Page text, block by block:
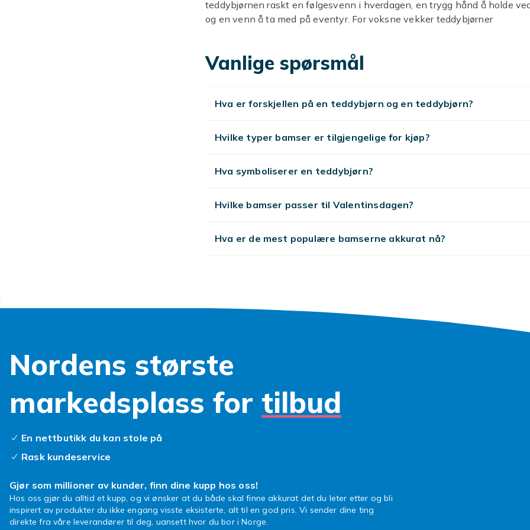
teddybjørnen raskt en følgesvenn i hverdagen, en trygg hånd å holde
og en venn å ta med på eventyr. For voksne vekker teddybjørner
barndomsminner og blir omtenksomme gaver til høytider, bursdager eller
Liten til XXL – finn en teddybjørn i
riktig størrelse
Enten du vil gi en liten teddybjørnvenn eller overraske noen med en
XXL-teddybjørn, har vi noe som passer. Våre gigantiske teddybjørner er
gangen! For de som ønsker en søt detalj på sengen eller skrivebordet,
Leter du etter en gave til Valentinsdagen, et jubileum eller bare en søt
Trygge kosedyr av høy kvalitet
er slitesterke for både lek og klemmer. Du kan føle deg trygg på at
nøye utvalgt og av god kvalitet – til tross for den lave prisen. Fyndiq er et
Kjøp din teddybjørn hos oss
modeller er det alltid riktig tidspunkt for et gunstig kupp.
Vanlige spørsmål
Hva er forskjellen på en teddybjørn og en teddybjørn?
Hvilke typer bamser er tilgjengelige for kjøp?
Hva symboliserer en teddybjørn?
Hvilke bamser passer til Valentinsdagen?
Hva er de mest populære bamserne akkurat nå?
Nordens største
markedsplass for tilbud
En nettbutikk du kan stole på
Rask kundeservice
Gjør som millioner av kunder, finn dine kupp hos oss!
Hos oss gjør du alltid et kupp, og vi ønsker at du både skal finne akkurat det du leter etter og bli
inspirert av produkter du ikke engang visste eksisterte, alt til en god pris. Vi sender dine ting
direkte fra våre leverandører til deg, uansett hvor du bor i Norge.